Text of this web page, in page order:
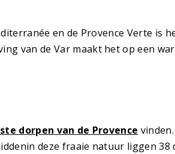
en de Provence Verte is
van de Var maakt het op een
dorpen van de Provence vinden.
deze fraaie natuur liggen